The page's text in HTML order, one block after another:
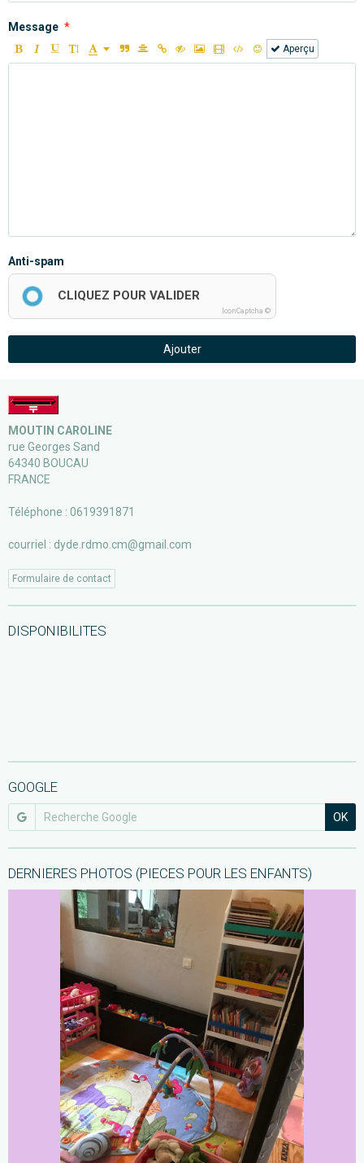
Message
Aperçu
Anti-spam
CLIQUEZ POUR VALIDER
IconCaptcha ©
Ajouter
MOUTIN CAROLINE
rue Georges Sand
64340 BOUCAU
FRANCE
Téléphone : 0619391871
courriel : dyde.rdmo.cm@gmail.com
Formulaire de contact
DISPONIBILITES
GOOGLE
OK
DERNIERES PHOTOS (PIECES POUR LES ENFANTS)